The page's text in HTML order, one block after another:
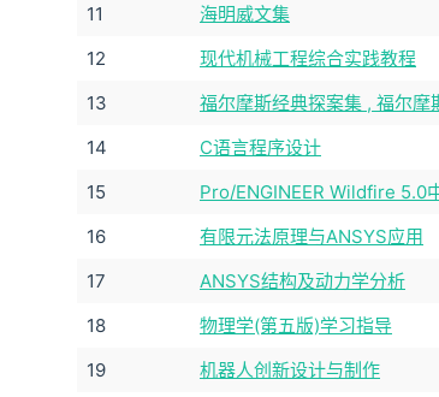
11
海明威文集
12
现代机械工程综合实践教程
13
福尔摩斯经典探案集 , 福尔
14
C语言程序设计
15
Pro/ENGINEER Wildfire 5.0
16
有限元法原理与ANSYS应用
17
ANSYS结构及动力学分析
18
物理学(第五版)学习指导
19
机器人创新设计与制作